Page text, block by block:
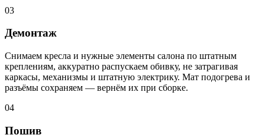
03
Демонтаж
Снимаем кресла и нужные элементы салона по штатным
креплениям, аккуратно распускаем обивку, не затрагивая
каркасы, механизмы и штатную электрику. Мат подогрева и
разъёмы сохраняем — вернём их при сборке.
04
Пошив